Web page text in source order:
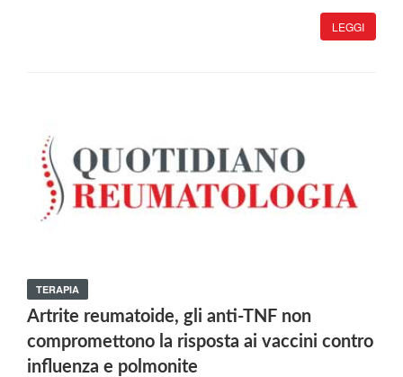
LEGGI
TERAPIA
Artrite reumatoide, gli anti-TNF non
compromettono la risposta ai vaccini contro
influenza e polmonite